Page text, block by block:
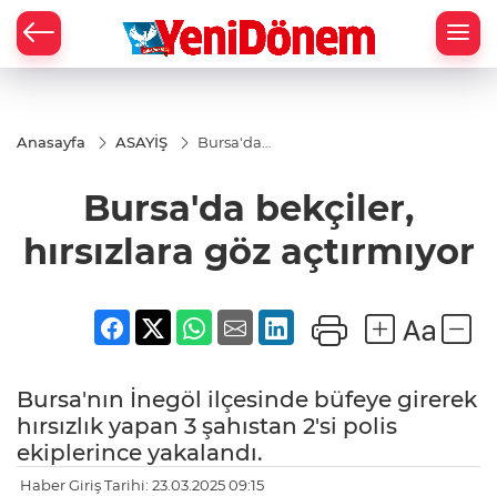
Anasayfa ASAYİŞ
Bursa'da
göz
açtırmıyor
Bursa'da bekçiler,
hırsızlara göz açtırmıyor
Bursa'nın İnegöl ilçesinde büfeye girerek
hırsızlık yapan 3 şahıstan 2'si polis
ekiplerince yakalandı.
Haber Giriş Tarihi: 23.03.2025 09:15